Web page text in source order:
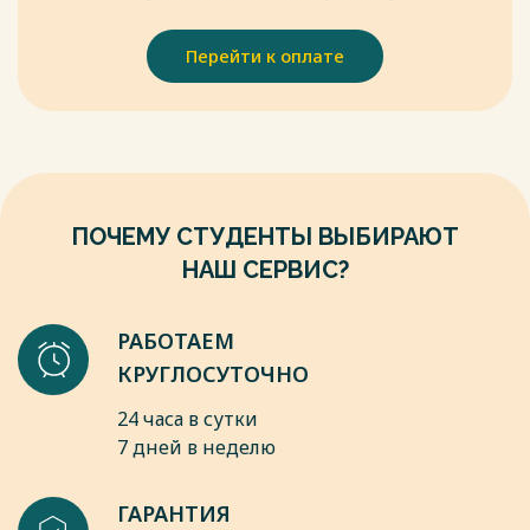
6. Беляков С.А. Модернизация образования в России:
совершенствование управления ? М.: МАКС Пресс, 2021. ?
437 с.
Перейти к оплате
ПОЧЕМУ СТУДЕНТЫ ВЫБИРАЮТ
НАШ СЕРВИС?
РАБОТАЕМ
КРУГЛОСУТОЧНО
24 часа в сутки
7 дней в неделю
ГАРАНТИЯ